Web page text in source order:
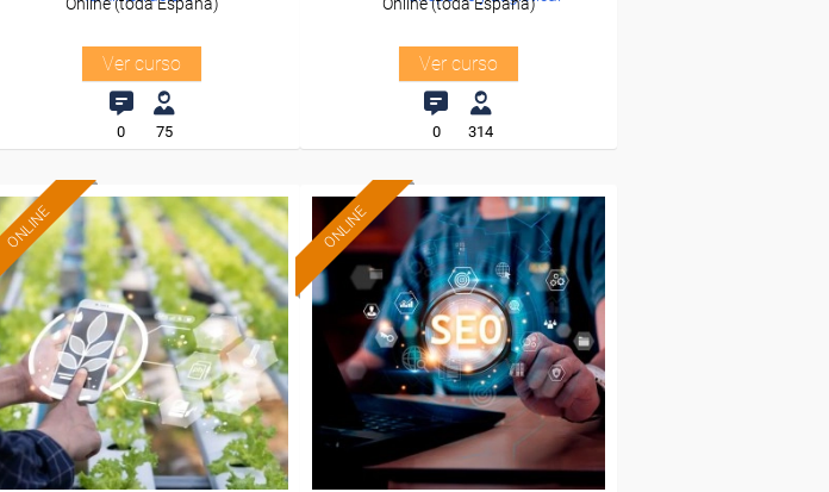
Ver curso
0 75
Ver curso
0 314
ONLINE ONLINE